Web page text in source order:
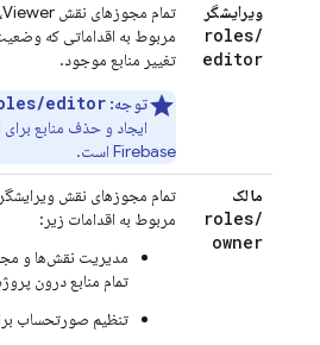
ویرایشگر
roles/
editor
تمام مجوزهای نقش Viewer،
مربوط به اقداماتی که
تغییر منابع موجود.
توجه: editor
ایجاد و حذف منابع
Firebase است.
مالک
roles/
owner
تمام مجوزهای نقش
مربوط به اقدامات زیر:
مدیریت نقش‌ها و
تمام منابع درون
تنظیم صورتحساب